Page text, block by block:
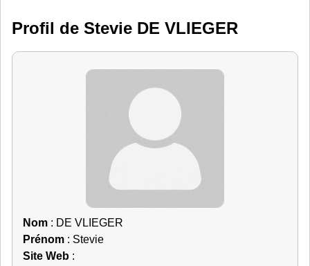
Profil de Stevie DE VLIEGER
Nom : DE VLIEGER
Prénom : Stevie
Site Web :